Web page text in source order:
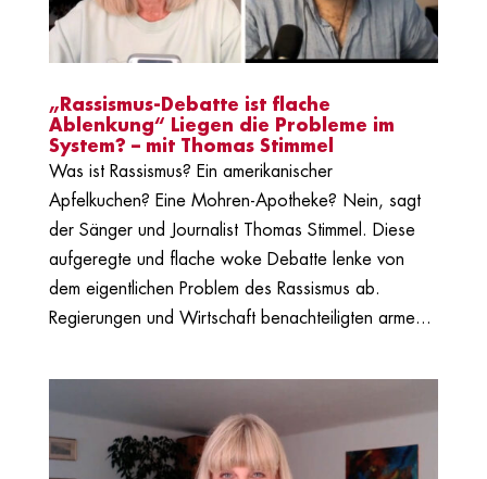
„Rassismus-Debatte ist flache
Ablenkung“ Liegen die Probleme im
System? – mit Thomas Stimmel
Was ist Rassismus? Ein amerikanischer
Apfelkuchen? Eine Mohren-Apotheke? Nein, sagt
der Sänger und Journalist Thomas Stimmel. Diese
aufgeregte und flache woke Debatte lenke von
dem eigentlichen Problem des Rassismus ab.
Regierungen und Wirtschaft benachteiligten arme...